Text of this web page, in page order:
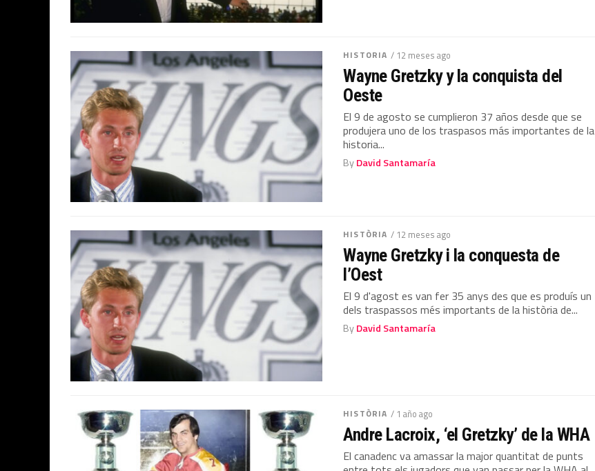
HISTORIA / 12 meses ago
Wayne Gretzky y la conquista del
Oeste
El 9 de agosto se cumplieron 37 años desde que se
produjera uno de los traspasos más importantes de la
historia...
ByDavid Santamaría
HISTÒRIA / 12 meses ago
Wayne Gretzky i la conquesta de
l’Oest
El 9 d'agost es van fer 35 anys des que es produís un
dels traspassos més importants de la història de...
ByDavid Santamaría
HISTÒRIA / 1 año ago
Andre Lacroix, ‘el Gretzky’ de la WHA
El canadenc va amassar la major quantitat de punts